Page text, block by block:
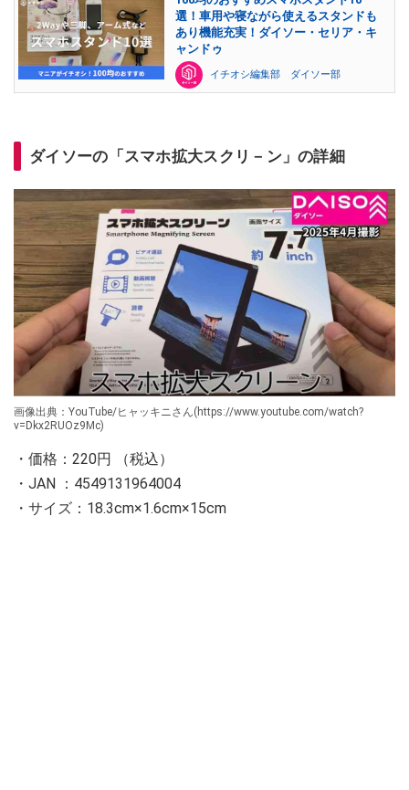
選！車用や寝ながら使えるスタンドも
あり機能充実！ダイソー・セリア・キ
ャンドゥ
イチオシ編集部 ダイソー部
ダイソーの「スマホ拡大スクリ－ン」の詳細
画像出典：YouTube/ヒャッキニさん(https://www.youtube.com/watch?
v=Dkx2RUOz9Mc)
・価格：220円 （税込）
・JAN ：4549131964004
・サイズ：18.3cm×1.6cm×15cm